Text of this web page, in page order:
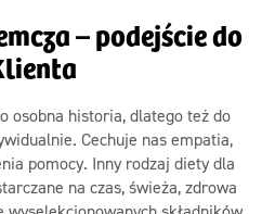
– podejście do
osobna historia, dlatego też do
Cechuje nas empatia,
pomocy. Inny rodzaj diety dla
na czas, świeża, zdrowa